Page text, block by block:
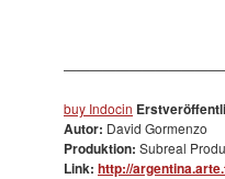
buy Indocin
Autor: David Gormenzo
Produktion: Subreal
Link: http://